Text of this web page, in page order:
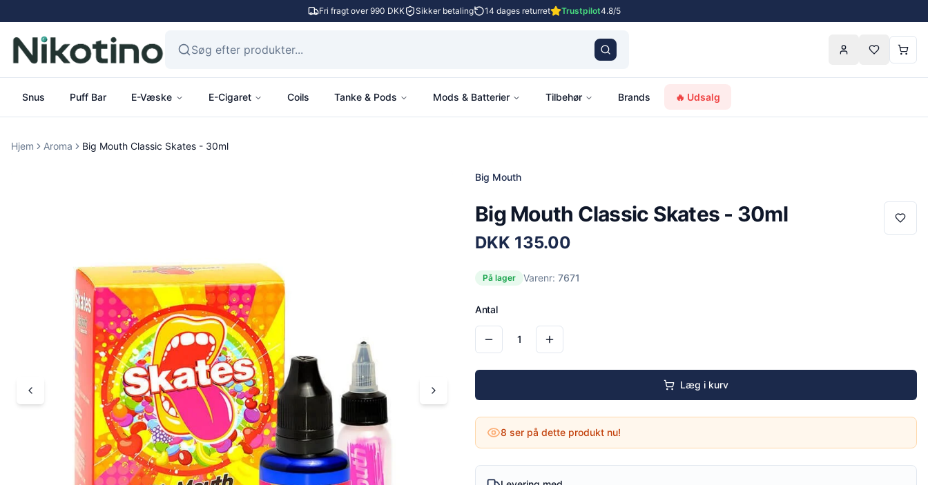
Fri fragt over 990 DKK Sikker betaling 14 dages returret Trustpilot4.8/5
Snus Puff Bar E-Væske E-Cigaret Coils Tanke & Pods Mods & Batterier Tilbehør Brands 🔥 Udsalg
Hjem Aroma Big Mouth Classic Skates - 30ml
Big Mouth
Big Mouth Classic Skates - 30ml
DKK 135.00
På lager Varenr: 7671
Antal
1
Læg i kurv
8 ser på dette produkt nu!